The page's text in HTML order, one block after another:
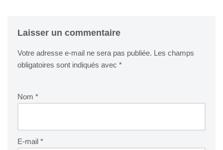
Laisser un commentaire
Votre adresse e-mail ne sera pas publiée. Les champs
obligatoires sont indiqués avec *
Nom *
E-mail *